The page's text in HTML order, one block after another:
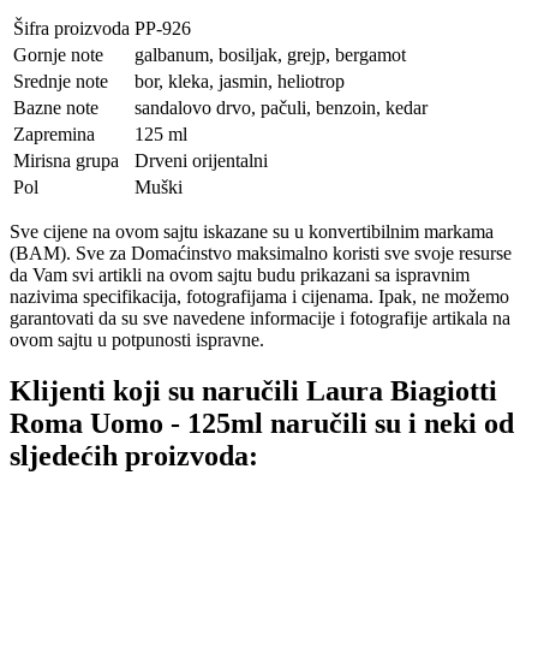
Šifra proizvoda PP-926
Gornje note
galbanum, bosiljak, grejp, bergamot
Srednje note
bor, kleka, jasmin, heliotrop
Bazne note
sandalovo drvo, pačuli, benzoin, kedar
Zapremina
125 ml
Mirisna grupa
Drveni orijentalni
Pol
Muški
Sve cijene na ovom sajtu iskazane su u konvertibilnim markama
(BAM). Sve za Domaćinstvo maksimalno koristi sve svoje resurse
da Vam svi artikli na ovom sajtu budu prikazani sa ispravnim
nazivima specifikacija, fotografijama i cijenama. Ipak, ne možemo
garantovati da su sve navedene informacije i fotografije artikala na
ovom sajtu u potpunosti ispravne.
Klijenti koji su naručili Laura Biagiotti
Roma Uomo - 125ml naručili su i neki od
sljedećih proizvoda: